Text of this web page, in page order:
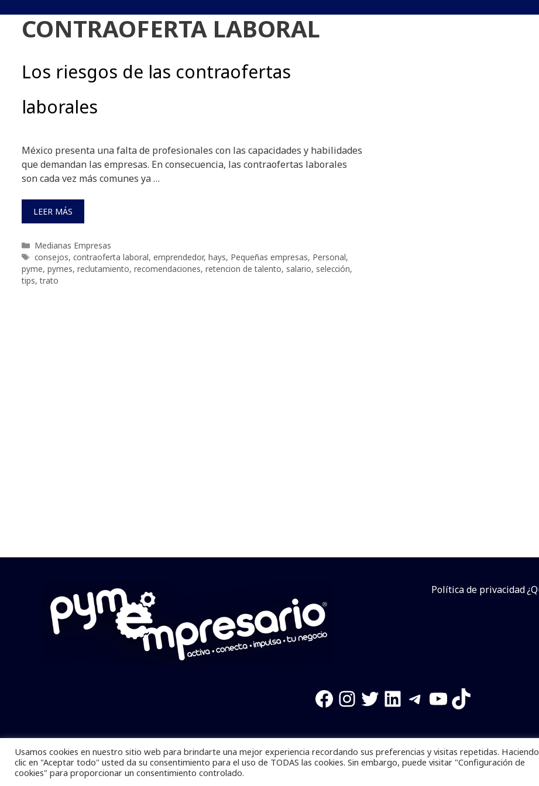
CONTRAOFERTA LABORAL
Los riesgos de las contraofertas
laborales
México presenta una falta de profesionales con las capacidades y habilidades
que demandan las empresas. En consecuencia, las contraofertas laborales
son cada vez más comunes ya …
LEER MÁS
Categorías
Medianas Empresas
Etiquetas
consejos, contraoferta laboral, emprendedor, hays, Pequeñas empresas, Personal,
pyme, pymes, reclutamiento, recomendaciones, retencion de talento, salario, selección,
tips,trato
Política de privacidad
Facebook
Instagram
Twitter
LinkedIn
Telegram
YouTube
TikTok
Pymempresario © 2025 Todos los derechos reservados. Se prohibe el uso de la información total o
Desarrollado poryalla ya!
Usamos cookies en nuestro sitio web para brindarte una mejor experiencia recordando sus preferencias y visitas repetidas. Haciendo
clic en "Aceptar todo" usted da su consentimiento para el uso de TODAS las cookies. Sin embargo, puede visitar "Configuración de
cookies" para proporcionar un consentimiento controlado.